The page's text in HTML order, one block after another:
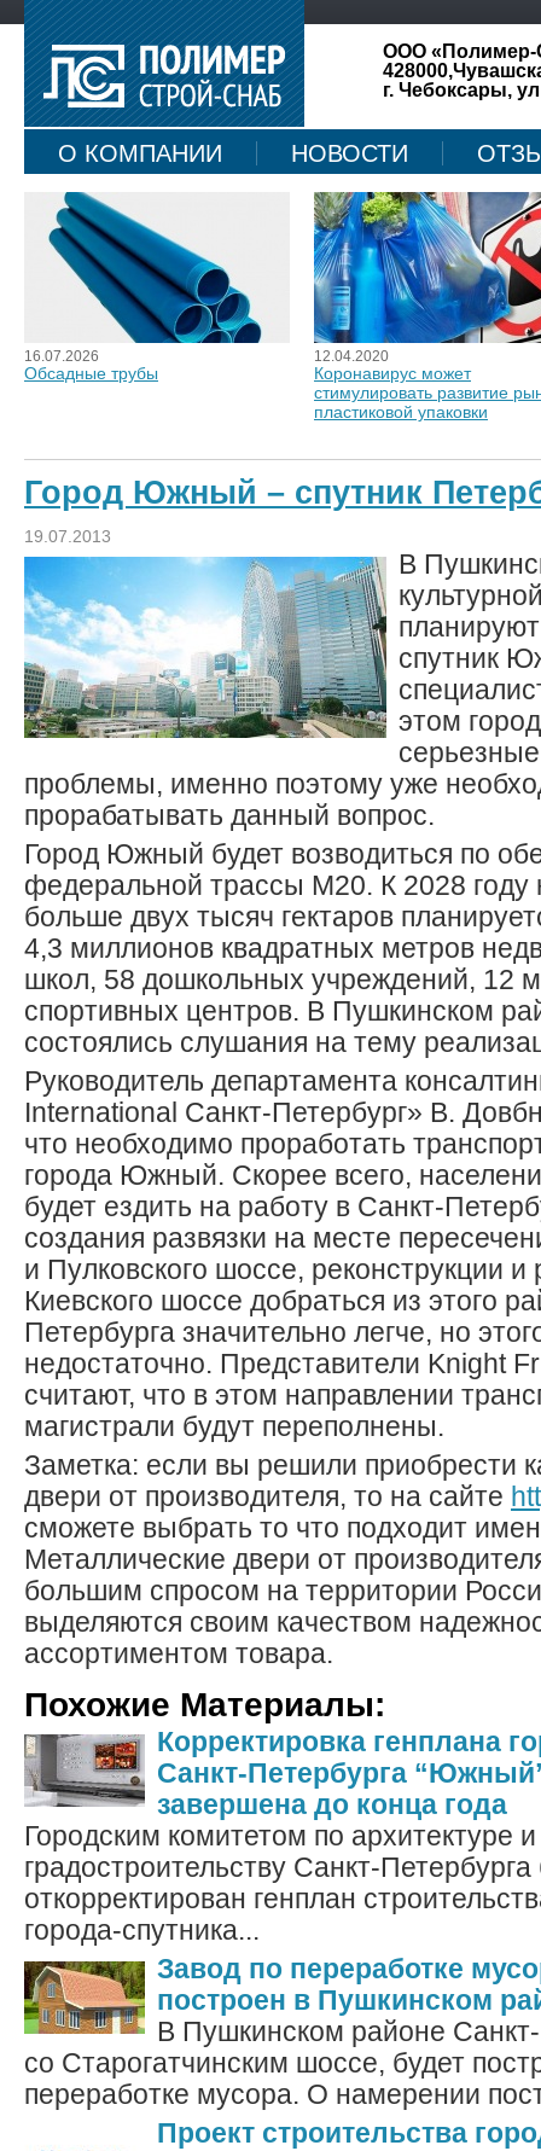
ООО «Полимер-
г. Чебоксары,
О КОМПАНИИ НОВОСТИ
КАРТА САЙТА
16.07.2026
Обсадные трубы
12.04.2020
Коронавирус может
стимулировать развитие
пластиковой упаковки
Город Южный – спутник
19.07.2013
В
спутник
этом
проблемы, именно поэтому уже
прорабатывать данный вопрос.
Город Южный будет возводиться по
федеральной трассы М20. К 2028
больше двух тысяч гектаров
4,3 миллионов квадратных метров
школ, 58 дошкольных учреждений, 12
спортивных центров. В Пушкинском
состоялись слушания на тему
Руководитель департамента
International Санкт-Петербург» В.
что необходимо проработать
города Южный. Скорее всего,
будет ездить на работу в Санкт-
создания развязки на месте
и Пулковского шоссе, реконструкции
Киевского шоссе добраться из этого
Петербурга значительно легче, но
недостаточно. Представители Knight
считают, что в этом направлении
магистрали будут переполнены.
Заметка: если вы решили приобрести
двери от производителя, то на сайте
сможете выбрать то что подходит
Металлические двери от
большим спросом на территории
выделяются своим качеством
ассортиментом товара.
Похожие Материалы:
Корректировка генплана
Санкт-Петербурга
завершена до конца года
Городским комитетом по архитектуре и
градостроительству Санкт-Петербурга
откорректирован генплан
города-спутника...
Завод по переработке
построен в Пушкинском
В Пушкинском районе
со Старогатчинским шоссе, будет
переработке мусора. О намерении
Проект строительства